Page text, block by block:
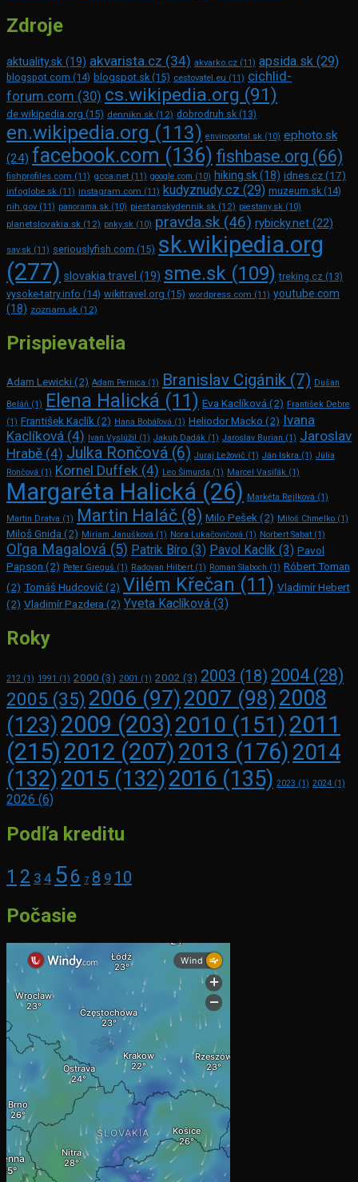
Zdroje
aktuality.sk (19) akvarista.cz (34) akvarko.cz (11) apsida.sk (29)
blogspot.com (14) blogspot.sk (15) cestovatel.eu (11) cichlid-
forum.com (30) cs.wikipedia.org (91)
de.wikipedia.org (15) dennikn.sk (12) dobrodruh.sk (13)
en.wikipedia.org (113) enviroportal.sk (10) ephoto.sk
(24) facebook.com (136) fishbase.org (66)
fishprofiles.com (11) gcca.net (11) google.com (10) hiking.sk(18) idnes.cz(17)
infoglobe.sk (11) instagram.com (11) kudyznudy.cz (29) muzeum.sk (14)
nih.gov (11) panorama.sk (10) piestanskydennik.sk (12) piestany.sk (10)
planetslovakia.sk (12) pnky.sk (10) pravda.sk (46) rybicky.net (22)
sav.sk (11) seriouslyfish.com (15) sk.wikipedia.org
(277) slovakia.travel (19) sme.sk (109) treking.cz (13)
vysoke-tatry.info (14) wikitravel.org (15) wordpress.com (11) youtube.com
(18) zoznam.sk (12)
Prispievatelia
Adam Lewicki(2) Adam Pernica (1) Branislav Cigánik (7) Dušan
Beláň (1) Elena Halická (11) Eva Kaclíková (2) František Debre
(1) František Kaclík (2) Hana Bobáľová (1) Heliodor Macko (2) Ivana
Kaclíková (4) Ivan Vyslúžil (1) Jakub Dadák (1) Jaroslav Burian (1) Jaroslav
Hrabě (4) Julka Rončová (6) Juraj Ležovič (1) Ján Iskra (1) Júlia
Rončová (1) Kornel Duffek (4) Leo Šimurda (1) Marcel Vasiľák (1)
Margaréta Halická (26) Markéta Rejlková (1)
Martin Dratva (1) Martin Haláč (8) Milo Pešek (2) Miloš Chmelko (1)
Miloš Gnida (2) Miriam Janušková (1) Nora Lukačovičová (1) Norbert Sabat (1)
Oľga Magalová (5) Patrik Bíro (3) Pavol Kaclík (3) Pavol
Papson (2) Peter Greguš (1) Radovan Hilbert (1) Roman Slaboch (1) Róbert Toman
(2) Tomáš Hudcovič(2) Vilém Křečan (11) Vladimír Hebert
(2) Vladimír Pazdera (2) Yveta Kaclíková (3)
Roky
212 (1) 1991 (1) 2000 (3) 2001 (1) 2002 (3) 2003 (18) 2004 (28)
2005 (35) 2006 (97) 2007 (98) 2008
(123)2009 (203) 2010 (151) 2011
(215) 2012 (207) 2013 (176) 2014
(132)2015 (132)2016 (135) 2023 (1) 2024 (1)
2026 (6)
Podľa kreditu
1 2 3 4 56 7 8 9 10
Počasie